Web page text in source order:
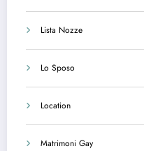
Lista Nozze
Lo Sposo
Location
Matrimoni Gay